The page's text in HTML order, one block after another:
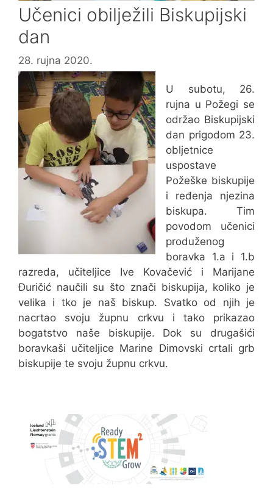
Učenici obilježili Biskupijski
dan
28. rujna 2020.
U subotu, 26.
rujna u Požegi se
održao Biskupijski
dan prigodom 23.
obljetnice
uspostave
Požeške biskupije
i ređenja njezina
biskupa. Tim
povodom učenici
produženog
boravka 1.a i 1.b
razreda, učiteljice Ive Kovačević i Marijane
Đuričić naučili su što znači biskupija, koliko je
velika i tko je naš biskup. Svatko od njih je
nacrtao svoju župnu crkvu i tako prikazao
bogatstvo naše biskupije. Dok su drugašići
boravkaši učiteljice Marine Dimovski crtali grb
biskupije te svoju župnu crkvu.